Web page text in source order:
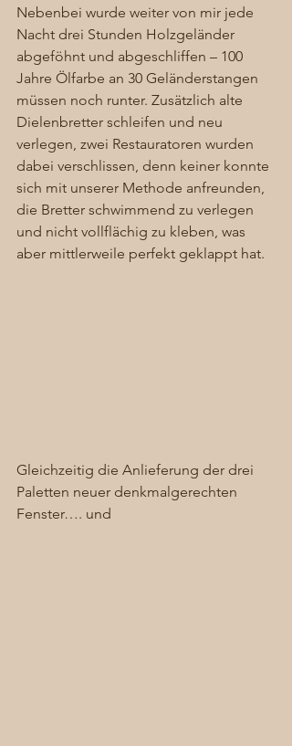
Nebenbei wurde weiter von mir jede
Nacht drei Stunden Holzgeländer
abgeföhnt und abgeschliffen – 100
Jahre Ölfarbe an 30 Geländerstangen
müssen noch runter. Zusätzlich alte
Dielenbretter schleifen und neu
verlegen, zwei Restauratoren wurden
dabei verschlissen, denn keiner konnte
sich mit unserer Methode anfreunden,
die Bretter schwimmend zu verlegen
und nicht vollflächig zu kleben, was
aber mittlerweile perfekt geklappt hat.
Gleichzeitig die Anlieferung der drei
Paletten neuer denkmalgerechten
Fenster…. und